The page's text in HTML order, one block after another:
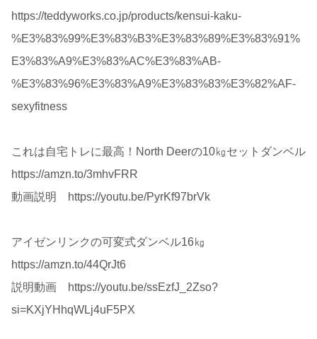
https://teddyworks.co.jp/products/kensui-kaku-
%E3%83%99%E3%83%B3%E3%83%89%E3%83%91%
E3%83%A9%E3%83%AC%E3%83%AB-
%E3%83%96%E3%83%A9%E3%83%83%E3%82%AF-
sexyfitness
これは自宅トレに最高！North Deerの10㎏セットダンベル
https://amzn.to/3mhvFRR
動画説明 https://youtu.be/PyrKf97brVk
アイゼンリンクの可変式ダンベル16㎏
https://amzn.to/44QrJt6
説明動画 https://youtu.be/ssEzfJ_2Zso?
si=KXjYHhqWLj4uF5PX